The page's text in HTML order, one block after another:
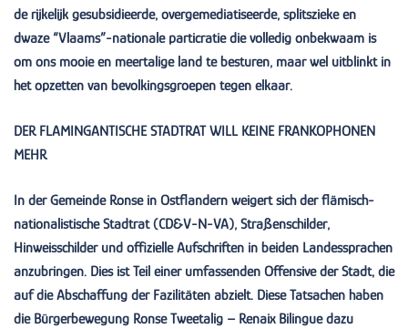
de rijkelijk gesubsidieerde, overgemediatiseerde, splitszieke en
dwaze “Vlaams”-nationale particratie die volledig onbekwaam is
om ons mooie en meertalige land te besturen, maar wel uitblinkt in
het opzetten van bevolkingsgroepen tegen elkaar.
DER FLAMINGANTISCHE STADTRAT WILL KEINE FRANKOPHONEN
MEHR
In der Gemeinde Ronse in Ostflandern weigert sich der flämisch-
nationalistische Stadtrat (CD&V-N-VA), Straßenschilder,
Hinweisschilder und offizielle Aufschriften in beiden Landessprachen
anzubringen. Dies ist Teil einer umfassenden Offensive der Stadt, die
auf die Abschaffung der Fazilitäten abzielt. Diese Tatsachen haben
die Bürgerbewegung Ronse Tweetalig – Renaix Bilingue dazu